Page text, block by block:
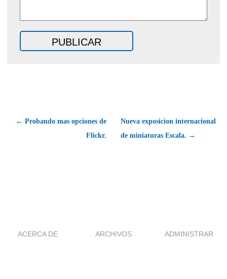
← Probando mas opciones de
Flickr.
Nueva exposicion internacional
de miniaturas Escala. →
ACERCA DE ARCHIVOS ADMINISTRAR